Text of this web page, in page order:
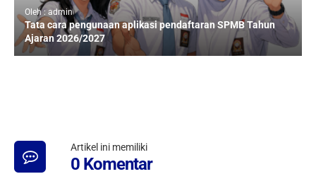
Oleh : admin
Tata cara pengunaan aplikasi pendaftaran SPMB Tahun
Ajaran 2026/2027
Artikel ini memiliki
0 Komentar